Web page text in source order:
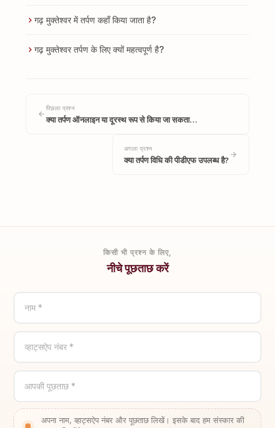
गढ़ मुक्तेश्वर में तर्पण कहाँ किया जाता है?
गढ़ मुक्तेश्वर तर्पण के लिए क्यों महत्वपूर्ण है?
पिछला प्रश्न
क्या तर्पण ऑनलाइन या दूरस्थ रूप से किया जा सकता…
अगला प्रश्न
क्या तर्पण विधि की पीडीएफ उपलब्ध है?
किसी भी प्रश्न के लिए,
नीचे पूछताछ करें
नाम *
व्हाट्सऐप नंबर *
आपकी पूछताछ *
अपना नाम, व्हाट्सऐप नंबर और पूछताछ लिखें। इसके बाद हम संस्कार की